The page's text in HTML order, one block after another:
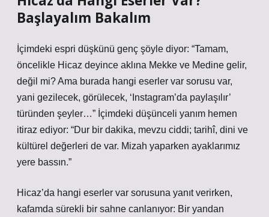
Başlayalım Bakalım
İçimdeki espri düşkünü genç şöyle diyor: “Tamam,
öncelikle Hicaz deyince aklına Mekke ve Medine gelir,
değil mi? Ama burada hangi eserler var sorusu var,
yani gezilecek, görülecek, ‘Instagram’da paylaşılır’
türünden şeyler…” İçimdeki düşünceli yanım hemen
itiraz ediyor: “Dur bir dakika, mevzu ciddi; tarihî, dini ve
kültürel değerleri de var. Mizah yaparken ayaklarımız
yere bassın.”
Hicaz’da hangi eserler var sorusuna yanıt verirken,
kafamda sürekli bir sahne canlanıyor: Bir yandan